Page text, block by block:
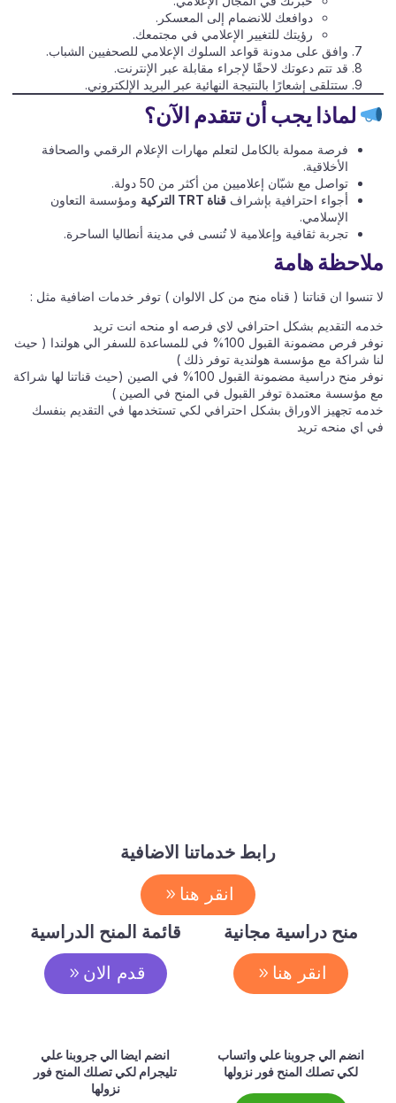
دوافعك للانضمام إلى المعسكر.
رؤيتك للتغيير الإعلامي في مجتمعك.
وافق على مدونة قواعد السلوك الإعلامي للصحفيين الشباب.
قد تتم دعوتك لاحقًا لإجراء مقابلة عبر الإنترنت.
ستتلقى إشعارًا بالنتيجة النهائية عبر البريد الإلكتروني.
لماذا يجب أن تتقدم الآن؟
فرصة ممولة بالكامل لتعلم مهارات الإعلام الرقمي والصحافة
الأخلاقية.
تواصل مع شبّان إعلاميين من أكثر من 50 دولة.
أجواء احترافية بإشراف قناة TRT التركية
ومؤسسة التعاون
الإسلامي.
تجربة ثقافية وإعلامية لا تُنسى في مدينة أنطاليا الساحرة.
ملاحظة هامة
لا تنسوا ان قناتنا ( قناه منح من كل الالوان ) توفر خدمات اضافية مثل :
خدمه التقديم بشكل احترافي لاي فرصه او منحه انت تريد
نوفر فرص مضمونة القبول 100% في للمساعدة للسفر الي هولندا ( حيث
لنا شراكة مع مؤسسة هولندية توفر ذلك )
نوفر منح دراسية مضمونة القبول 100% في الصين (حيث قناتنا لها شراكة
مع مؤسسة معتمدة توفر القبول في المنح في الصين )
خدمه تجهيز الاوراق بشكل احترافي لكي تستخدمها في التقديم بنفسك
في اي منحه تريد
رابط خدماتنا الاضافية
انقر هنا
منح دراسية مجانية
انقر هنا
قائمة المنح الدراسية
قدم الان
انضم الي جروبنا علي واتساب
لكي تصلك المنح فور نزولها
انضم ايضا الي جروبنا علي
تليجرام لكي تصلك المنح فور
نزولها